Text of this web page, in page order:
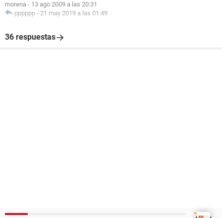
morena - 13 ago 2009 a las 20:31
pppppp - 21 may 2019 a las 01:49
36 respuestas